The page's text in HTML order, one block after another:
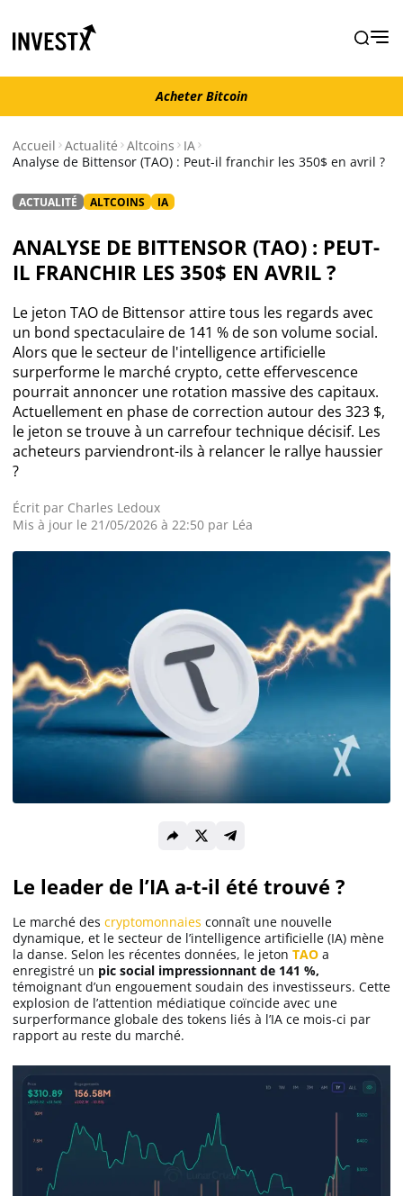
Acheter Bitcoin
Actualité Ethereum
Actualité Altcoins
Actualité NFT
Actualité Exchanges
Guides
Prédictions
Cryptomonnaies
Bitcoin (BTC)
Ethereum (ETH)
Dogecoin (DOGE)
Binance Coin (BNB)
Trading
Meilleur Broker
Acheter Bitcoin
Accueil Actualité Altcoins
IA
Analyse de Bittensor (TAO) : Peut-il franchir les 350$ en avril ?
ACTUALITÉ ALTCOINS IA
ANALYSE DE BITTENSOR (TAO) : PEUT-
IL FRANCHIR LES 350$ EN AVRIL ?
Le jeton TAO de Bittensor attire tous les regards avec
un bond spectaculaire de 141 % de son volume social.
Alors que le secteur de l'intelligence artificielle
surperforme le marché crypto, cette effervescence
pourrait annoncer une rotation massive des capitaux.
Actuellement en phase de correction autour des 323 $,
le jeton se trouve à un carrefour technique décisif. Les
acheteurs parviendront-ils à relancer le rallye haussier
?
Écrit par Charles Ledoux
Mis à jour le 21/05/2026 à 22:50 par Léa
Le leader de l’IA a-t-il été trouvé ?
Le marché des cryptomonnaies connaît une nouvelle
dynamique, et le secteur de l’intelligence artificielle (IA) mène
la danse. Selon les récentes données, le jeton TAO a
enregistré un pic social impressionnant de 141 %,
témoignant d’un engouement soudain des investisseurs. Cette
explosion de l’attention médiatique coïncide avec une
surperformance globale des tokens liés à l’IA ce mois-ci par
rapport au reste du marché.